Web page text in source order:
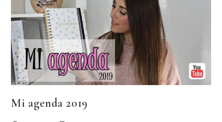
Mi agenda 2019